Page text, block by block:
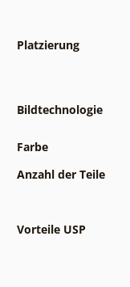
Platzierung
Bildtechnologie
Farbe
Anzahl der Teile
Vorteile USP